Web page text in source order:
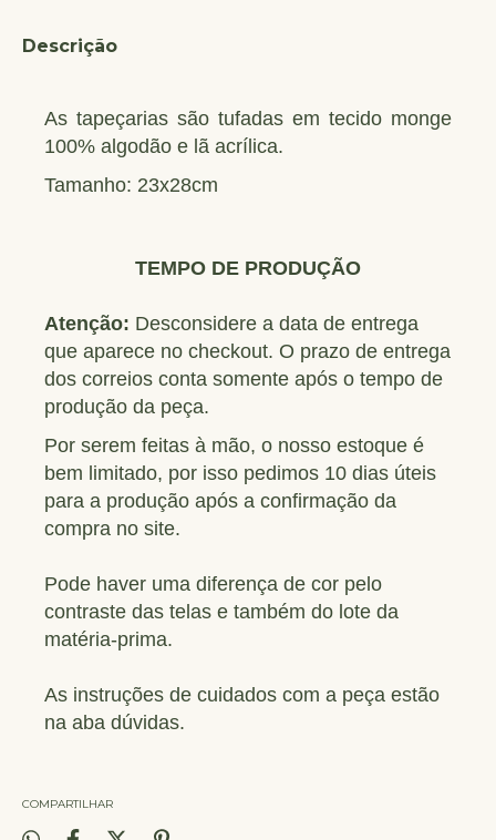
Descrição
As tapeçarias são tufadas em tecido monge
100% algodão e lã acrílica.
Tamanho: 23x28cm
TEMPO DE PRODUÇÃO
Atenção: Desconsidere a data de entrega
que aparece no checkout. O prazo de entrega
dos correios conta somente após o tempo de
produção da peça.
Por serem feitas à mão, o nosso estoque é
bem limitado, por isso pedimos 10 dias úteis
para a produção após a confirmação da
compra no site.
Pode haver uma diferença de cor pelo
contraste das telas e também do lote da
matéria-prima.
As instruções de cuidados com a peça estão
na aba dúvidas.
COMPARTILHAR